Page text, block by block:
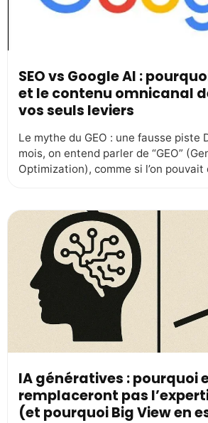
SEO vs Google AI :
et le contenu omnicanal
vos seuls leviers
Le mythe du GEO : une fausse piste
mois, on entend parler de “GEO”
Optimization), comme si l’on
simple moteur de recherche. C’est
complet : Search, YouTube, […]
IA génératives : pourquoi
remplaceront pas
(et pourquoi Big View en